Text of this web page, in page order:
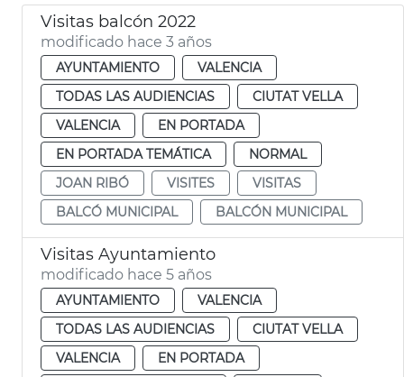
Visitas balcón 2022
modificado hace 3 años
AYUNTAMIENTO
VALENCIA
TODAS LAS AUDIENCIAS
CIUTAT VELLA
VALENCIA
EN PORTADA
EN PORTADA TEMÁTICA
NORMAL
JOAN RIBÓ
VISITES
VISITAS
BALCÓ MUNICIPAL
BALCÓN MUNICIPAL
Visitas Ayuntamiento
modificado hace 5 años
AYUNTAMIENTO
VALENCIA
TODAS LAS AUDIENCIAS
CIUTAT VELLA
VALENCIA
EN PORTADA